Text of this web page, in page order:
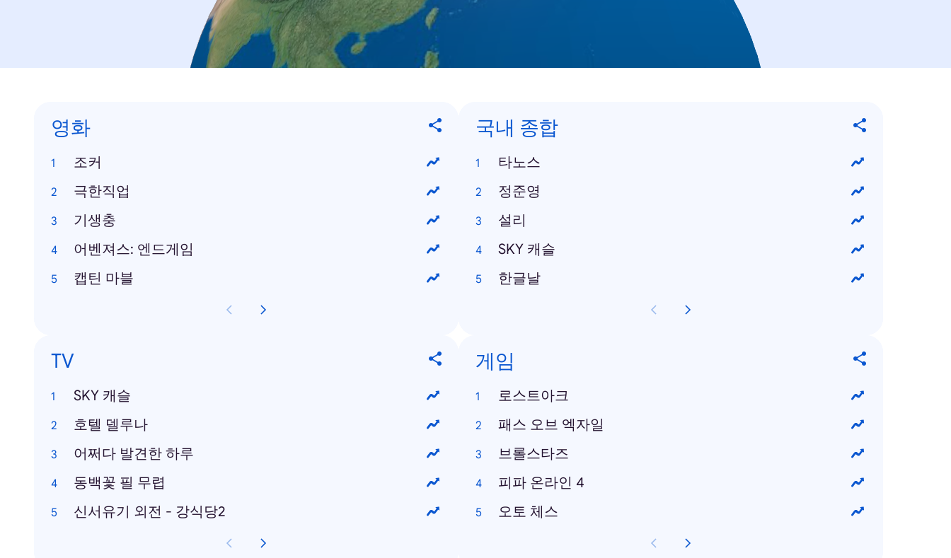
영화
조커
극한직업
기생충
어벤져스: 엔드게임
캡틴 마블
국내 종합
타노스
정준영
설리
SKY 캐슬
한글날
TV
SKY 캐슬
호텔 델루나
어쩌다 발견한 하루
동백꽃 필 무렵
신서유기 외전 - 강식당2
게임
로스트아크
패스 오브 엑자일
브롤스타즈
피파 온라인 4
오토 체스